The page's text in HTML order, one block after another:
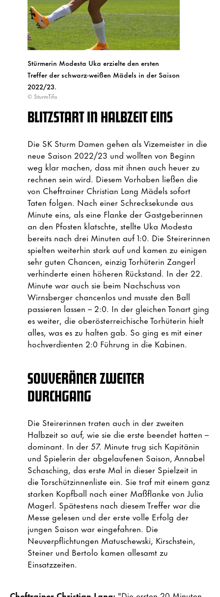
Stürmerin Modesta Uka erzielte den ersten
Treffer der schwarz-weißen Mädels in der Saison
2022/23.
© SturmTifo
BLITZSTART IN HALBZEIT EINS
Die SK Sturm Damen gehen als Vizemeister in die
neue Saison 2022/23 und wollten von Beginn
weg klar machen, dass mit ihnen auch heuer zu
rechnen sein wird. Diesem Vorhaben ließen die
von Cheftrainer Christian Lang Mädels sofort
Taten folgen. Nach einer Schrecksekunde aus
Minute eins, als eine Flanke der Gastgeberinnen
an den Pfosten klatschte, stellte Uka Modesta
bereits nach drei Minuten auf 1:0. Die Steirerinnen
spielten weiterhin stark auf und kamen zu einigen
sehr guten Chancen, einzig Torhüterin Zangerl
verhinderte einen höheren Rückstand. In der 22.
Minute war auch sie beim Nachschuss von
Wirnsberger chancenlos und musste den Ball
passieren lassen – 2:0. In der gleichen Tonart ging
es weiter, die oberösterreichische Torhüterin hielt
alles, was es zu halten gab. So ging es mit einer
hochverdienten 2:0 Führung in die Kabinen.
SOUVERÄNER ZWEITER
DURCHGANG
Die Steirerinnen traten auch in der zweiten
Halbzeit so auf, wie sie die erste beendet hatten –
dominant. In der 57. Minute trug sich Kapitänin
und Spielerin der abgelaufenen Saison, Annabel
Schasching, das erste Mal in dieser Spielzeit in
die Torschützinnenliste ein. Sie traf mit einem ganz
starken Kopfball nach einer Maßflanke von Julia
Magerl. Spätestens nach diesem Treffer war die
Messe gelesen und der erste volle Erfolg der
jungen Saison war eingefahren. Die
Neuverpflichtungen Matuschewski, Kirschstein,
Steiner und Bertolo kamen allesamt zu
Einsatzzeiten.